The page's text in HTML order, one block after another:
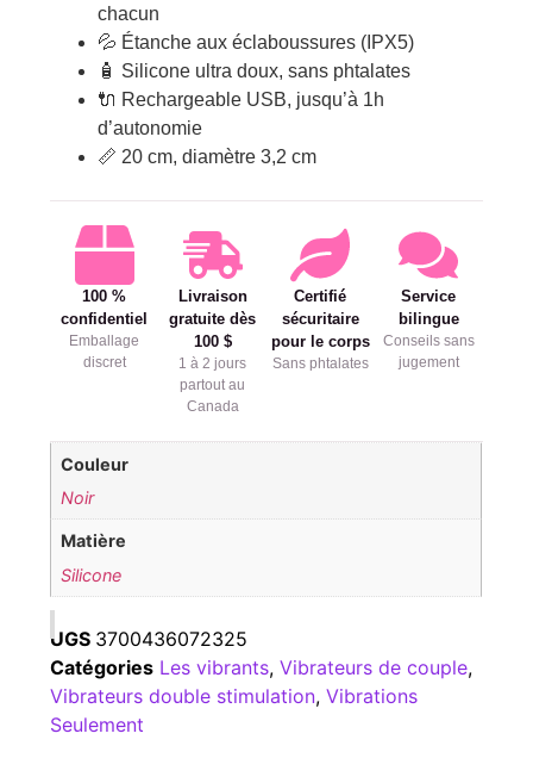
chacun
💦 Étanche aux éclaboussures (IPX5)
🧴 Silicone ultra doux, sans phtalates
🔌 Rechargeable USB, jusqu’à 1h
d’autonomie
📏 20 cm, diamètre 3,2 cm
100 %
confidentiel
Emballage
discret
Livraison
gratuite dès
100 $
1 à 2 jours
partout au
Canada
Certifié
sécuritaire
pour le corps
Sans phtalates
Service
bilingue
Conseils sans
jugement
Couleur
Noir
Matière
Silicone
UGS 3700436072325
Catégories Les vibrants,Vibrateurs de couple,
Vibrateurs double stimulation,Vibrations
Seulement